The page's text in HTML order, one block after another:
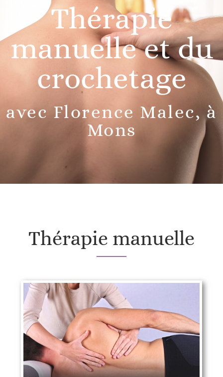
Thérapie
manuelle et du
crochetage​
avec Florence Malec, à
Mons​
Thérapie manuelle​